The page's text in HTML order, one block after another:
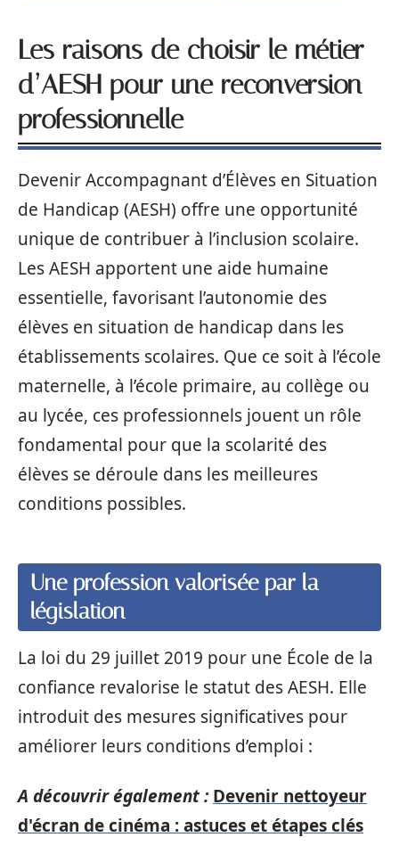
Les raisons de choisir le métier
d’AESH pour une reconversion
professionnelle
Devenir Accompagnant d’Élèves en Situation
de Handicap (AESH) offre une opportunité
unique de contribuer à l’inclusion scolaire.
Les AESH apportent une aide humaine
essentielle, favorisant l’autonomie des
élèves en situation de handicap dans les
établissements scolaires. Que ce soit à l’école
maternelle, à l’école primaire, au collège ou
au lycée, ces professionnels jouent un rôle
fondamental pour que la scolarité des
élèves se déroule dans les meilleures
conditions possibles.
Une profession valorisée par la
législation
La loi du 29 juillet 2019 pour une École de la
confiance revalorise le statut des AESH. Elle
introduit des mesures significatives pour
améliorer leurs conditions d’emploi :
A découvrir également : Devenir nettoyeur
d'écran de cinéma : astuces et étapes clés